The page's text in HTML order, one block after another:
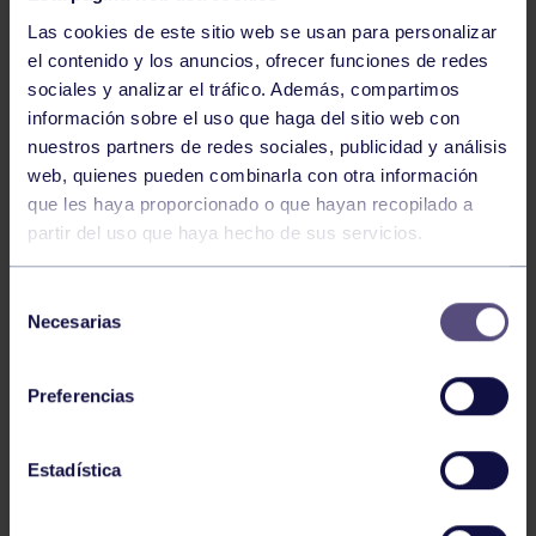
Las cookies de este sitio web se usan para personalizar
el contenido y los anuncios, ofrecer funciones de redes
sociales y analizar el tráfico. Además, compartimos
información sobre el uso que haga del sitio web con
nuestros partners de redes sociales, publicidad y análisis
web, quienes pueden combinarla con otra información
que les haya proporcionado o que hayan recopilado a
partir del uso que haya hecho de sus servicios.
Necesarias
Preferencias
Estadística
Baloncesto
ÚLTIMOS RESULTADOS DE LA SECCIÓN
Baloncesto